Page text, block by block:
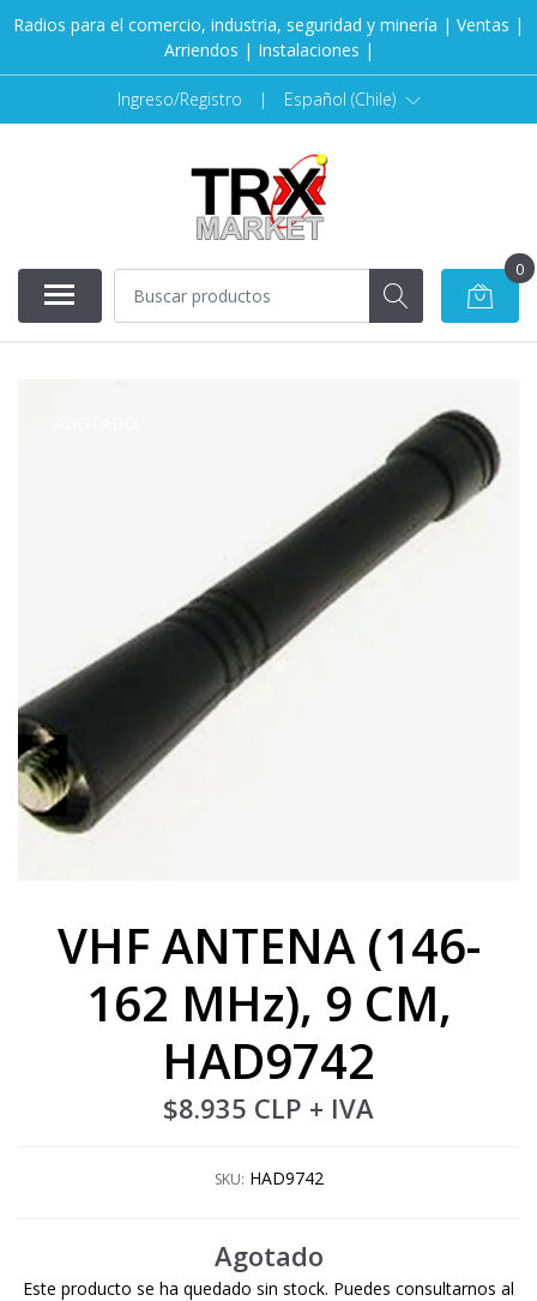
Radios para el comercio, industria, seguridad y minería | Ventas |
Arriendos | Instalaciones |
Ingreso/Registro | Español (Chile)
0
VHF ANTENA (146-
162 MHz), 9 CM,
HAD9742
$8.935 CLP + IVA
SKU: HAD9742
Agotado
Este producto se ha quedado sin stock. Puedes consultarnos al